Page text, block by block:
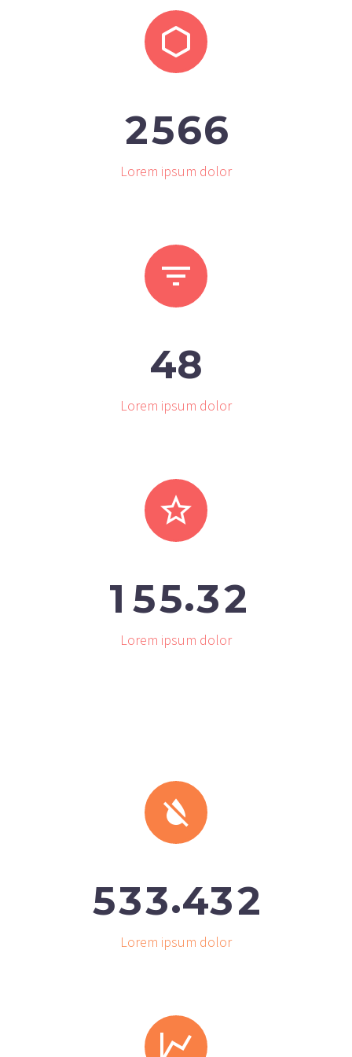


2566
Lorem ipsum dolor


48
Lorem ipsum dolor


1 55.32
Lorem ipsum dolor


533.432
Lorem ipsum dolor

